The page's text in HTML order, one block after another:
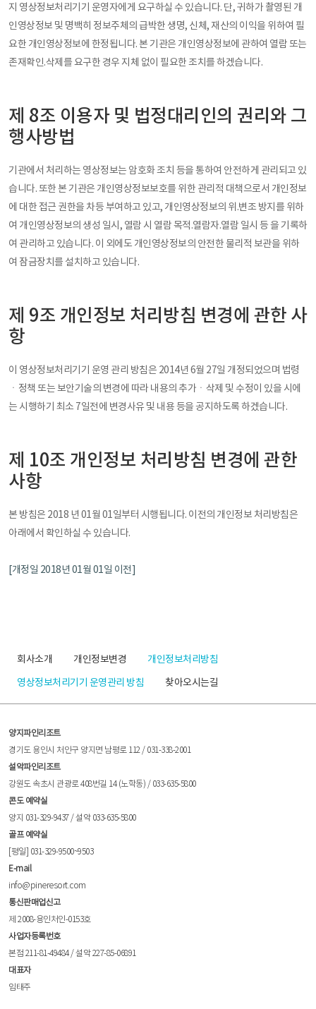
지 영상정보처리기기 운영자에게 요구하실 수 있습니다. 단, 귀하가 촬영된 개
인영상정보 및 명백히 정보주체의 급박한 생명, 신체, 재산의 이익을 위하여 필
요한 개인영상정보에 한정됩니다. 본 기관은 개인영상정보에 관하여 열람 또는
존재확인.삭제를 요구한 경우 지체 없이 필요한 조치를 하겠습니다.
제 8조 이용자 및 법정대리인의 권리와 그
행사방법
기관에서 처리하는 영상정보는 암호화 조치 등을 통하여 안전하게 관리되고 있
습니다. 또한 본 기관은 개인영상정보보호를 위한 관리적 대책으로서 개인정보
에 대한 접근 권한을 차등 부여하고 있고, 개인영상정보의 위.변조 방지를 위하
여 개인영상정보의 생성 일시, 열람 시 열람 목적.열람자.열람 일시 등 을 기록하
여 관리하고 있습니다. 이 외에도 개인영상정보의 안전한 물리적 보관을 위하
여 잠금장치를 설치하고 있습니다.
제 9조 개인정보 처리방침 변경에 관한 사
항
이 영상정보처리기기 운영 관리 방침은 2014년 6월 27일 개정되었으며 법령
ㆍ정책 또는 보안기술의 변경에 따라 내용의 추가ㆍ삭제 및 수정이 있을 시에
는 시행하기 최소 7일전에 변경사유 및 내용 등을 공지하도록 하겠습니다.
제 10조 개인정보 처리방침 변경에 관한
사항
본 방침은 2018 년 01월 01일부터 시행됩니다. 이전의 개인정보 처리방침은
아래에서 확인하실 수 있습니다.
[개정일 2018년 01월 01일 이전]
회사소개 개인정보변경 개인정보처리방침
영상정보처리기기 운영관리 방침 찾아오시는길
양지파인리조트
경기도 용인시 처인구 양지면 남평로 112 / 031-338-2001
설악파인리조트
강원도 속초시 관광로 408번길 14 (노학동) / 033-635-5800
콘도 예약실
양지 031-329-9437 / 설악 033-635-5800
골프 예약실
[평일] 031-329-9500~9503
E-mail
info@pineresort.com
통신판매업신고
제 2008-용인처인-0153호
사업자등록번호
본점 211-81-49484 / 설악 227-85-06891
대표자
임태주